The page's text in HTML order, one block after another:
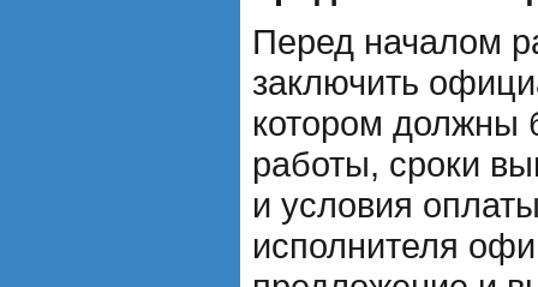
Перед началом
заключить
котором должны
работы, сроки
и условия
исполнителя